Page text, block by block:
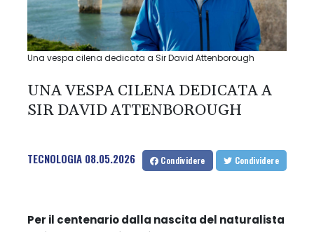
Una vespa cilena dedicata a Sir David Attenborough
UNA VESPA CILENA DEDICATA A
SIR DAVID ATTENBOROUGH
TECNOLOGIA 08.05.2026 Condividere Condividere
Per il centenario dalla nascita del naturalista